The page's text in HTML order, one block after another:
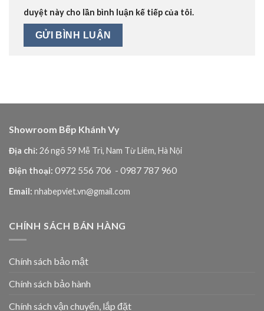
duyệt này cho lần bình luận kế tiếp của tôi.
Showroom Bếp Khánh Vy
Địa chỉ: 26 ngõ 59 Mễ Trì, Nam Từ Liêm, Hà Nội
Điện thoại: 0972 556 706 - 0987 787 960
Email: nhabepviet.vn@gmail.com
CHÍNH SÁCH BÁN HÀNG
Chính sách bảo mật
Chính sách bảo hành
Chính sách vận chuyển, lắp đặt